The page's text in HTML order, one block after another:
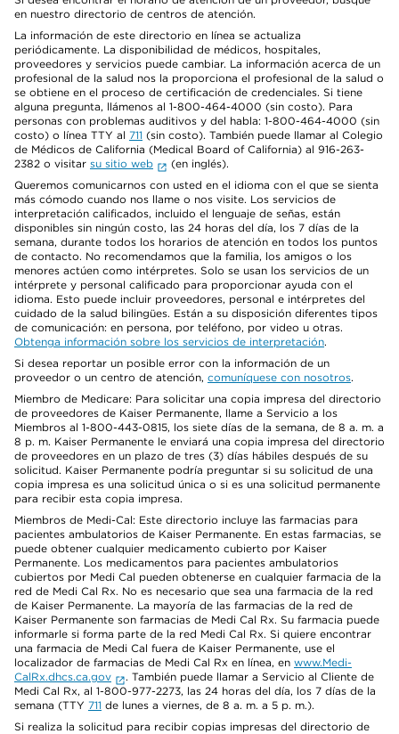
en nuestro directorio de centros de atención.
La información de este directorio en línea se actualiza
periódicamente. La disponibilidad de médicos, hospitales,
proveedores y servicios puede cambiar. La información acerca de un
profesional de la salud nos la proporciona el profesional de la salud o
se obtiene en el proceso de certificación de credenciales. Si tiene
alguna pregunta, llámenos al 1-800-464-4000 (sin costo). Para
personas con problemas auditivos y del habla: 1-800-464-4000 (sin
costo) o línea TTY al 711 (sin costo). También puede llamar al Colegio
de Médicos de California (Medical Board of California) al 916-263-
2382 o visitar su sitio web
(en inglés).
Queremos comunicarnos con usted en el idioma con el que se sienta
más cómodo cuando nos llame o nos visite. Los servicios de
interpretación calificados, incluido el lenguaje de señas, están
disponibles sin ningún costo, las 24 horas del día, los 7 días de la
semana, durante todos los horarios de atención en todos los puntos
de contacto. No recomendamos que la familia, los amigos o los
menores actúen como intérpretes. Solo se usan los servicios de un
intérprete y personal calificado para proporcionar ayuda con el
idioma. Esto puede incluir proveedores, personal e intérpretes del
cuidado de la salud bilingües. Están a su disposición diferentes tipos
de comunicación: en persona, por teléfono, por video u otras.
Obtenga información sobre los servicios de interpretación.
Si desea reportar un posible error con la información de un
proveedor o un centro de atención, comuníquese con nosotros.
Miembro de Medicare: Para solicitar una copia impresa del directorio
de proveedores de Kaiser Permanente, llame a Servicio a los
Miembros al 1-800-443-0815, los siete días de la semana, de 8 a. m. a
8 p. m. Kaiser Permanente le enviará una copia impresa del directorio
de proveedores en un plazo de tres (3) días hábiles después de su
solicitud. Kaiser Permanente podría preguntar si su solicitud de una
copia impresa es una solicitud única o si es una solicitud permanente
para recibir esta copia impresa.
Miembros de Medi-Cal: Este directorio incluye las farmacias para
pacientes ambulatorios de Kaiser Permanente. En estas farmacias, se
puede obtener cualquier medicamento cubierto por Kaiser
Permanente. Los medicamentos para pacientes ambulatorios
cubiertos por Medi Cal pueden obtenerse en cualquier farmacia de la
red de Medi Cal Rx. No es necesario que sea una farmacia de la red
de Kaiser Permanente. La mayoría de las farmacias de la red de
Kaiser Permanente son farmacias de Medi Cal Rx. Su farmacia puede
informarle si forma parte de la red Medi Cal Rx. Si quiere encontrar
una farmacia de Medi Cal fuera de Kaiser Permanente, use el
localizador de farmacias de Medi Cal Rx en línea, en www.Medi-
CalRx.dhcs.ca.gov
. También puede llamar a Servicio al Cliente de
Medi Cal Rx, al 1-800-977-2273, las 24 horas del día, los 7 días de la
semana (TTY 711 de lunes a viernes, de 8 a. m. a 5 p. m.).
Si realiza la solicitud para recibir copias impresas del directorio de